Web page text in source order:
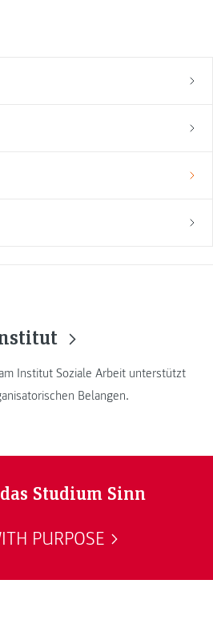
Institut Soziale Arbeit unterstützt
Belangen.
Studium Sinn
PURPOSE